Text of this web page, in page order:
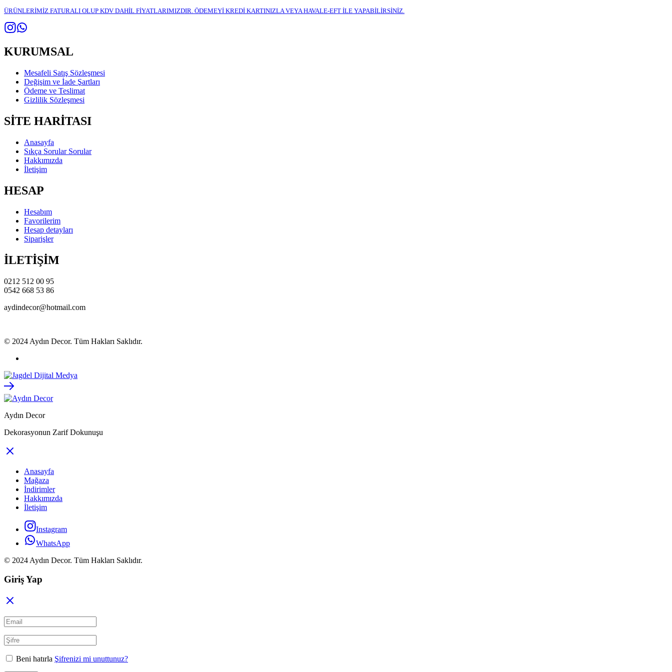
ÜRÜNLERİMİZ FATURALI OLUP KDV DAHİL FİYATLARIMIZDIR. ÖDEMEYİ KREDİ KARTINIZLA VEYA HAVALE-EFT İLE YAPABİLİRSİNİZ.
KURUMSAL
Mesafeli Satış Sözleşmesi
Değişim ve İade Şartları
Ödeme ve Teslimat
Gizlilik Sözleşmesi
SİTE HARİTASI
Anasayfa
Sıkça Sorular Sorular
Hakkımızda
İletişim
HESAP
Hesabım
Favorilerim
Hesap detayları
Siparişler
İLETİŞİM
0212 512 00 95
0542 668 53 86
aydindecor@hotmail.com
© 2024 Aydın Decor. Tüm Hakları Saklıdır.
Aydın Decor
Dekorasyonun Zarif Dokunuşu
Anasayfa
Mağaza
İndirimler
Hakkımızda
İletişim
Instagram
WhatsApp
© 2024 Aydın Decor. Tüm Hakları Saklıdır.
Giriş Yap
Beni hatırla Şifrenizi mi unuttunuz?